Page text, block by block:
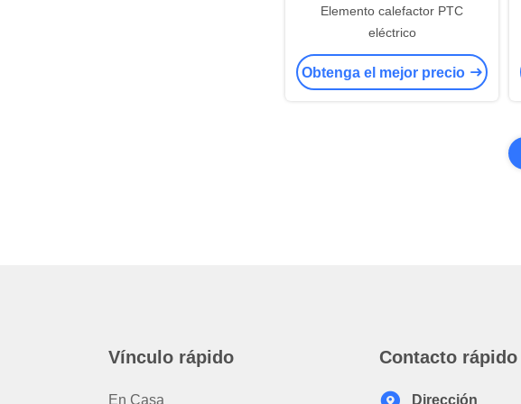
Elemento calefactor PTC
eléctrico
Obtenga el mejor precio
Vínculo rápido
En Casa
Contacto rápido
Dirección